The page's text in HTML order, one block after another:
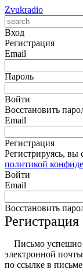
Zvukradio
Вход
Регистрация
Email
Пароль
Войти
Восстановить
Email
Регистрация
Регистрируясь, вы
политикой
Войти
Email
Восстановить
Регистрация
Письмо успешно
электронной
по ссылке в